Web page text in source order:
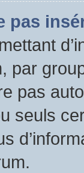
pas
par
pas
seuls